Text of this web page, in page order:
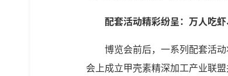
配套活动精彩纷呈：万人吃
博览会前后，一系列配套活
会上成立甲壳素精深加工产业联